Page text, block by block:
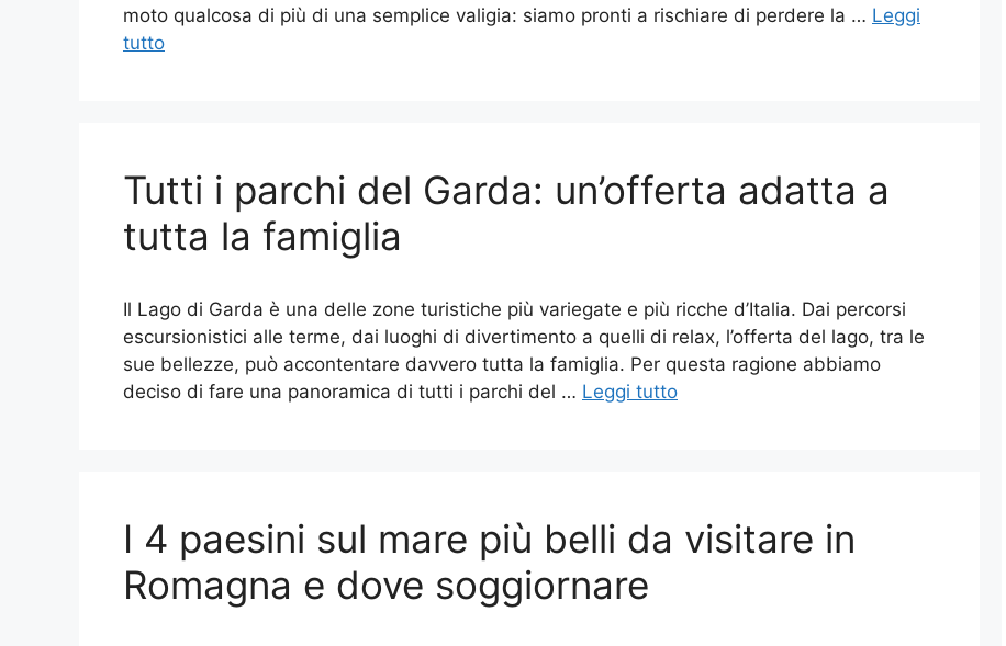
moto qualcosa di più di una semplice valigia: siamo pronti a rischiare di perdere la … Leggi
tutto
Tutti i parchi del Garda: un’offerta adatta a
tutta la famiglia
Il Lago di Garda è una delle zone turistiche più variegate e più ricche d’Italia. Dai percorsi
escursionistici alle terme, dai luoghi di divertimento a quelli di relax, l’offerta del lago, tra le
sue bellezze, può accontentare davvero tutta la famiglia. Per questa ragione abbiamo
deciso di fare una panoramica di tutti i parchi del … Leggi tutto
I 4 paesini sul mare più belli da visitare in
Romagna e dove soggiornare